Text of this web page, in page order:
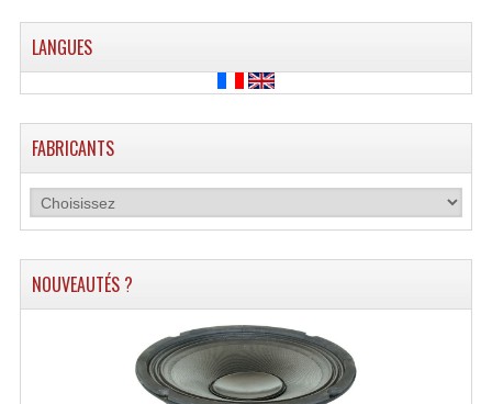
Rampe De Spots
Stroboscopes
Câbles, Connectiques.
Câble Rallonge DMX512 MIDI
Câbles Module, Cables Audio
LANGUES
FABRICANTS
NOUVEAUTÉS ?